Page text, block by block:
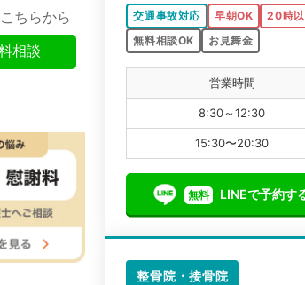
ちらから
相談
交通事故対応 早朝OK 20時
無料相談OK
お見舞金
営業時間
8:30～12:30
15:30〜20:30
無料 LINEで予約す
整骨院・接骨院